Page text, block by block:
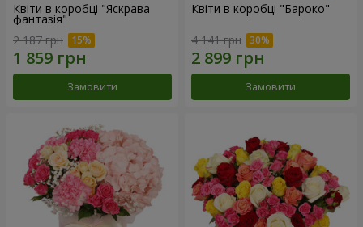
Квіти в коробці "Яскрава
фантазія"
2 187 грн
Замовити
Квіти в коробці "Бароко"
4 141 грн
Замовити